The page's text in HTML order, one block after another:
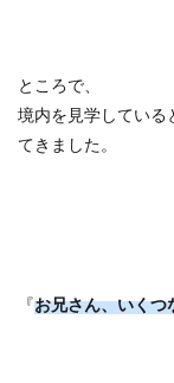
ところで、
境内を見学している
てきました。
『お兄さん、いくつ